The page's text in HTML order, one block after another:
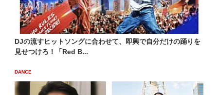
DJの流すヒットソングに合わせて、即興で自分だけの踊りを
見せつけろ！「Red B...
DANCE